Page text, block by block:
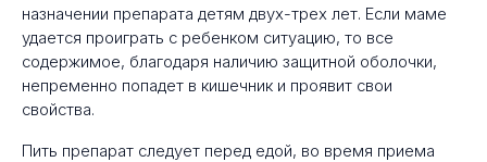
назначении препарата детям двух-трех лет. Если маме
удается проиграть с ребенком ситуацию, то все
содержимое, благодаря наличию защитной оболочки,
непременно попадет в кишечник и проявит свои
свойства.
Пить препарат следует перед едой, во время приема